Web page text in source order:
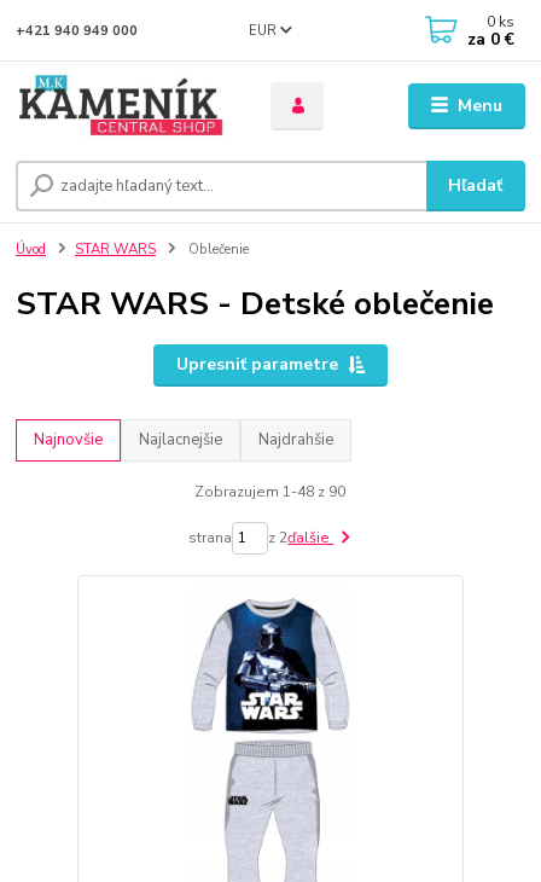
Menu
EUR
Hľadať
+421 940 949 000 0 ks
za 0 €
Úvod STAR WARS Oblečenie
STAR WARS - Detské oblečenie
Upresniť parametre
Najnovšie Najlacnejšie Najdrahšie
Zobrazujem 1-48 z 90
strana z 2ďalšie